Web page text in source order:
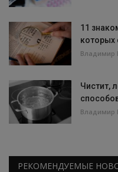
11
которых
Владимир
Чистит,
Владимир
РЕКОМЕНДУЕМЫЕ